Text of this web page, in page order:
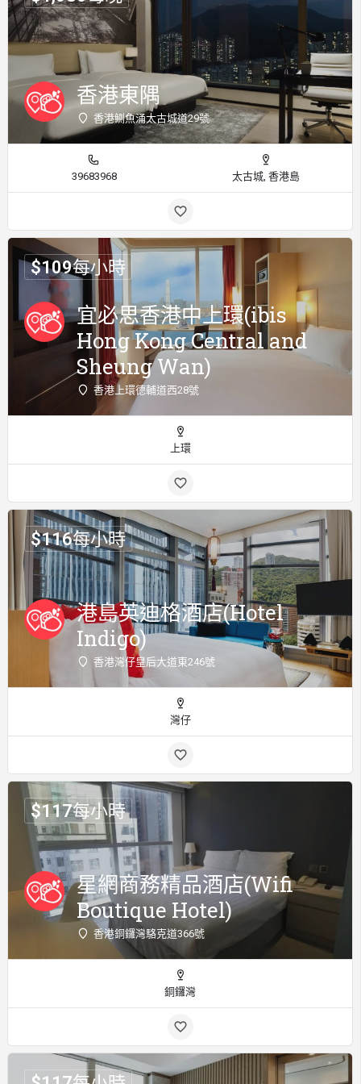
香港東隅
香港鰂魚涌太古城道29號
39683968 太古城, 香港島
宜必思香港中上環(ibis
Hong Kong Central and
Sheung Wan)
香港上環德輔道西28號
$109每小時
上環
港島英迪格酒店(Hotel
Indigo)
香港灣仔皇后大道東246號
$116每小時
灣仔
星網商務精品酒店(Wifi
Boutique Hotel)
香港銅鑼灣駱克道366號
$117每小時
銅鑼灣